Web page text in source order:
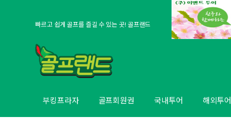
부킹프라자 골프회원권 국내투어 해외투어
빠르고 쉽게 골프를 즐길 수 있는 곳! 골프랜드